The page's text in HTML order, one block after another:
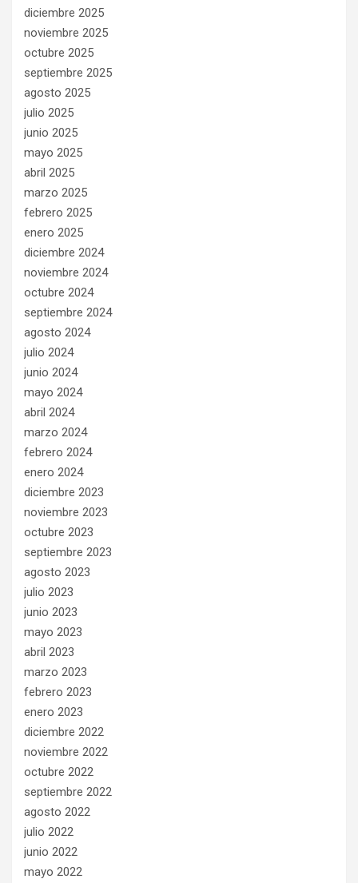
diciembre 2025
noviembre 2025
octubre 2025
septiembre 2025
agosto 2025
julio 2025
junio 2025
mayo 2025
abril 2025
marzo 2025
febrero 2025
enero 2025
diciembre 2024
noviembre 2024
octubre 2024
septiembre 2024
agosto 2024
julio 2024
junio 2024
mayo 2024
abril 2024
marzo 2024
febrero 2024
enero 2024
diciembre 2023
noviembre 2023
octubre 2023
septiembre 2023
agosto 2023
julio 2023
junio 2023
mayo 2023
abril 2023
marzo 2023
febrero 2023
enero 2023
diciembre 2022
noviembre 2022
octubre 2022
septiembre 2022
agosto 2022
julio 2022
junio 2022
mayo 2022